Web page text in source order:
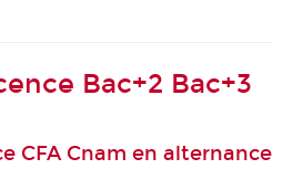
Bac+2 Bac+3
CFA Cnam en alternance